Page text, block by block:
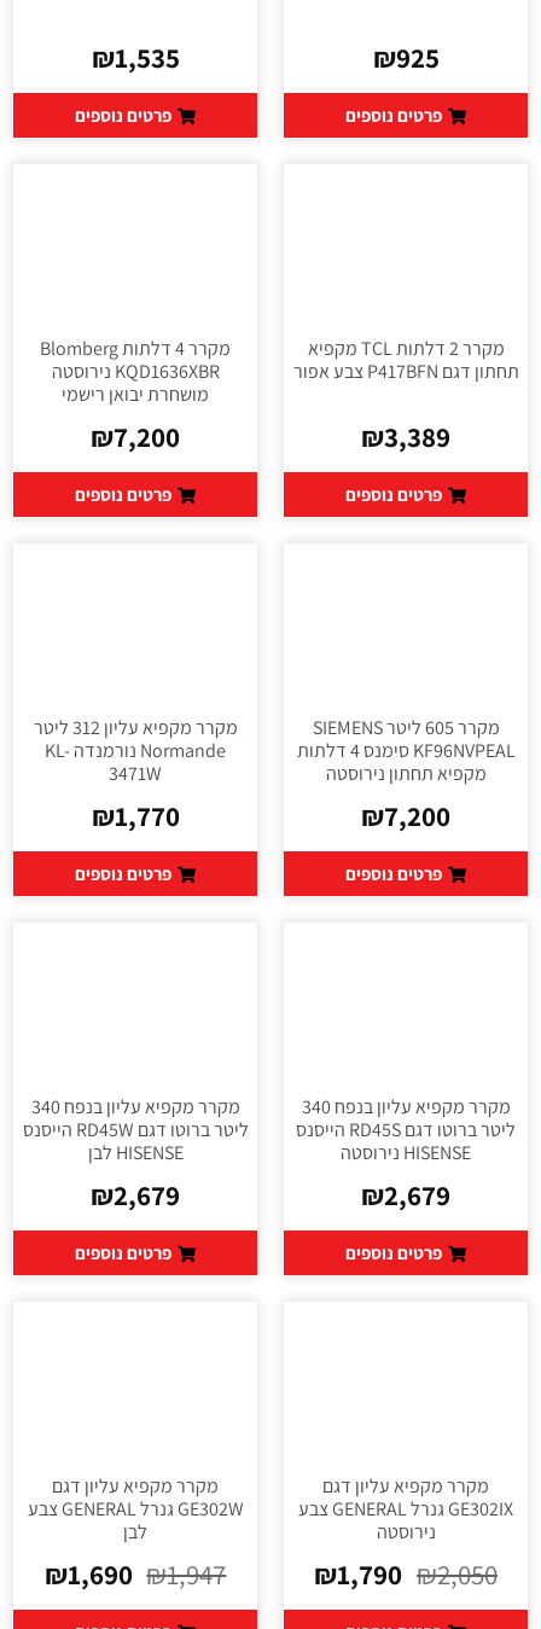
₪925
פרטים נוספים
₪1,535
פרטים נוספים
מקרר 2 דלתות TCL מקפיא
תחתון דגם P417BFN צבע אפור
₪3,389
פרטים נוספים
מקרר 4 דלתות Blomberg
KQD1636XBR נירוסטה
מושחרת יבואן רישמי
₪7,200
פרטים נוספים
מקרר 605 ליטר SIEMENS
KF96NVPEAL סימנס 4 דלתות
מקפיא תחתון נירוסטה
₪7,200
פרטים נוספים
מקרר מקפיא עליון 312 ליטר
Normande נורמנדה KL-
3471W
₪1,770
פרטים נוספים
מקרר מקפיא עליון בנפח 340
ליטר ברוטו דגם RD45S הייסנס
HISENSE נירוסטה
₪2,679
פרטים נוספים
מקרר מקפיא עליון בנפח 340
ליטר ברוטו דגם RD45W הייסנס
HISENSE לבן
₪2,679
פרטים נוספים
מקרר מקפיא עליון דגם
GE302IX גנרל GENERAL צבע
נירוסטה
₪2,050
₪1,790
מקרר מקפיא עליון דגם
GE302W גנרל GENERAL צבע
לבן
₪1,947
₪1,690